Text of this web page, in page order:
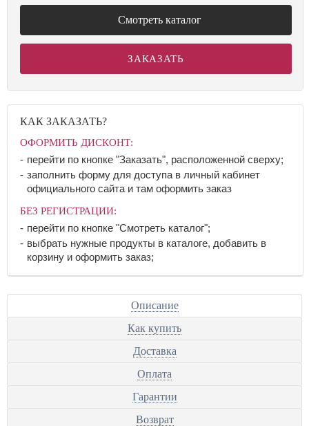
Смотреть каталог
ЗАКАЗАТЬ
КАК ЗАКАЗАТЬ?
ОФОРМИТЬ ДИСКОНТ:
перейти по кнопке "Заказать", расположенной сверху;
заполнить форму для доступа в личный кабинет
официального сайта и там оформить заказ
БЕЗ РЕГИСТРАЦИИ:
перейти по кнопке "Смотреть каталог";
выбрать нужные продукты в каталоге, добавить в
корзину и оформить заказ;
Описание
Как купить
Доставка
Оплата
Гарантии
Возврат